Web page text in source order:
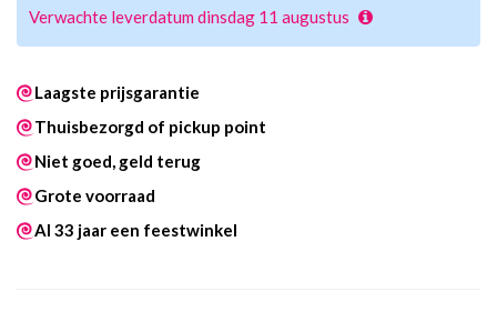
Verwachte leverdatum dinsdag 11 augustus
Laagste prijsgarantie
Thuisbezorgd of pickup point
Niet goed, geld terug
Grote voorraad
Al 33 jaar een feestwinkel